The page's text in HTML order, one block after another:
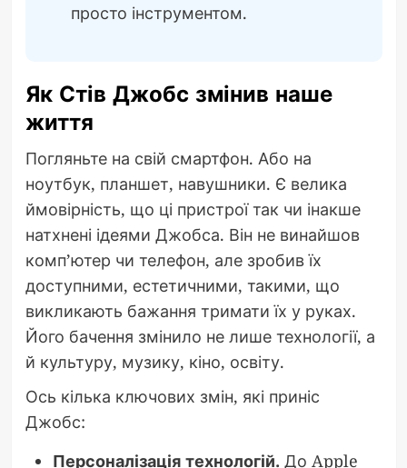
просто інструментом.
Як Стів Джобс змінив наше
життя
Погляньте на свій смартфон. Або на
ноутбук, планшет, навушники. Є велика
ймовірність, що ці пристрої так чи інакше
натхнені ідеями Джобса. Він не винайшов
комп’ютер чи телефон, але зробив їх
доступними, естетичними, такими, що
викликають бажання тримати їх у руках.
Його бачення змінило не лише технології, а
й культуру, музику, кіно, освіту.
Ось кілька ключових змін, які приніс
Джобс:
Персоналізація технологій. До Apple